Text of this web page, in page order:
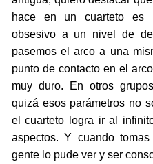
hace en un cuarteto es
obsesivo a un nivel de
pasemos el arco a una
punto de contacto en el
muy duro. En otros
quizá esos parámetros no
el cuarteto logra ir al
aspectos. Y cuando
gente lo pude ver y ser